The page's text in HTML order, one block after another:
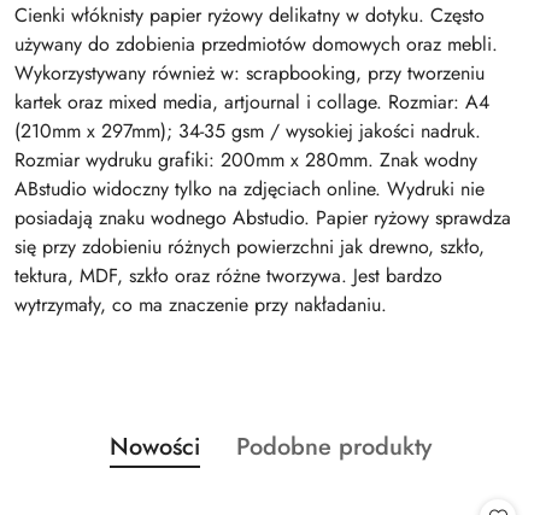
Cienki włóknisty papier ryżowy delikatny w dotyku. Często
używany do zdobienia przedmiotów domowych oraz mebli.
Wykorzystywany również w: scrapbooking, przy tworzeniu
kartek oraz mixed media, artjournal i collage. Rozmiar: A4
(210mm x 297mm); 34-35 gsm / wysokiej jakości nadruk.
Rozmiar wydruku grafiki: 200mm x 280mm. Znak wodny
ABstudio widoczny tylko na zdjęciach online. Wydruki nie
posiadają znaku wodnego Abstudio. Papier ryżowy sprawdza
się przy zdobieniu różnych powierzchni jak drewno, szkło,
tektura, MDF, szkło oraz różne tworzywa. Jest bardzo
wytrzymały, co ma znaczenie przy nakładaniu.
Pomiń karuzelę produktów
Produkty
o
Nowości
Produkty
Podobne produkty